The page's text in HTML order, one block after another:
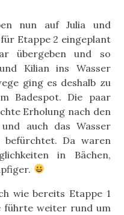
nun auf Julia und
Etappe 2 eingeplant
übergeben und so
Kilian ins Wasser
ging es deshalb zu
Badespot. Die paar
Erholung nach den
auch das Wasser
Da waren
in Bächen,
wie bereits Etappe 1
führte weiter rund um